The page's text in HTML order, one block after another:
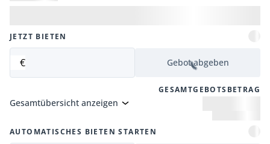
JETZT BIETEN
€ Gebot abgeben
GESAMTGEBOTSBETRAG
Gesamtübersicht anzeigen
AUTOMATISCHES BIETEN STARTEN